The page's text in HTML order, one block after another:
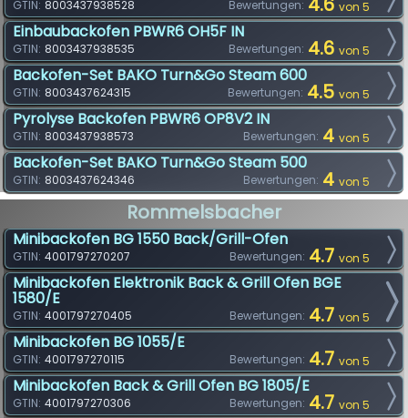
Bewertungen: von 5
GTIN: 8003437938528
Einbaubackofen PBWR6 OH5F IN
Bewertungen: 4.6 von 5
GTIN: 8003437938535
Backofen-Set BAKO Turn&Go Steam 600
Bewertungen: 4.5 von 5
GTIN: 8003437624315
Pyrolyse Backofen PBWR6 OP8V2 IN
Bewertungen: 4 von 5
GTIN: 8003437938573
Backofen-Set BAKO Turn&Go Steam 500
Bewertungen: 4 von 5
GTIN: 8003437624346
Rommelsbacher
Minibackofen BG 1550 Back/Grill-Ofen
Bewertungen: 4.7 von 5
GTIN: 4001797270207
Minibackofen Elektronik Back & Grill Ofen BGE
1580/E
Bewertungen: 4.7 von 5
GTIN: 4001797270405
Minibackofen BG 1055/E
Bewertungen: 4.7 von 5
GTIN: 4001797270115
Minibackofen Back & Grill Ofen BG 1805/E
Bewertungen: 4.7 von 5
GTIN: 4001797270306